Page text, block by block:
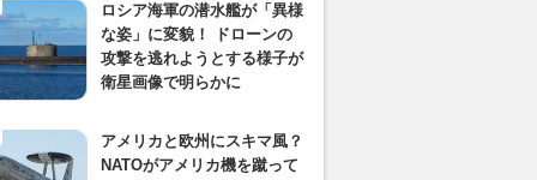
ロシア海軍の潜水艦が「異様
な姿」に変貌！ ドローンの
攻撃を逃れようとする様子が
衛星画像で明らかに
アメリカと欧州にスキマ風？
NATOがアメリカ機を蹴って